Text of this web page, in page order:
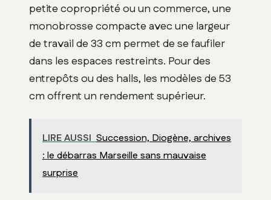
petite copropriété ou un commerce, une
monobrosse compacte avec une largeur
de travail de 33 cm permet de se faufiler
dans les espaces restreints. Pour des
entrepôts ou des halls, les modèles de 53
cm offrent un rendement supérieur.
LIRE AUSSI Succession, Diogène, archives
: le débarras Marseille sans mauvaise
surprise